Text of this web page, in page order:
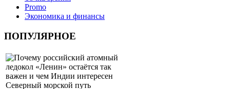
Promo
Экономика и финансы
ПОПУЛЯРНОЕ